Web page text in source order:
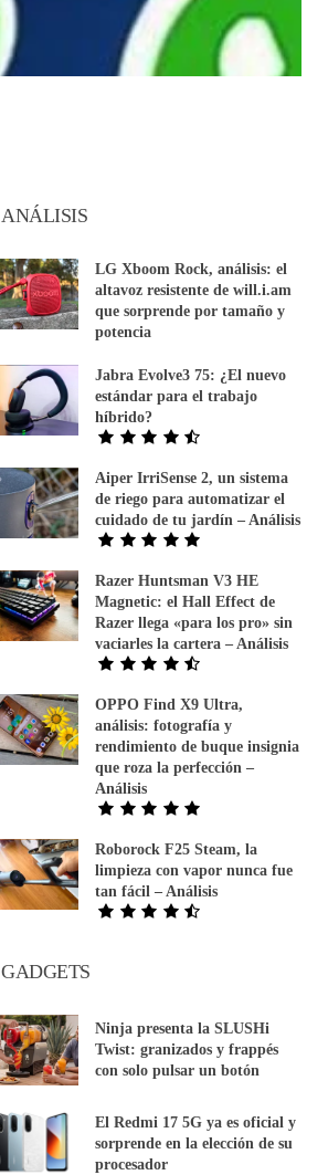
ANÁLISIS
LG Xboom Rock, análisis: el
altavoz resistente de will.i.am
que sorprende por tamaño y
potencia
Jabra Evolve3 75: ¿El nuevo
estándar para el trabajo
híbrido?
Aiper IrriSense 2, un sistema
de riego para automatizar el
cuidado de tu jardín – Análisis
Razer Huntsman V3 HE
Magnetic: el Hall Effect de
Razer llega «para los pro» sin
vaciarles la cartera – Análisis
OPPO Find X9 Ultra,
análisis: fotografía y
rendimiento de buque insignia
que roza la perfección –
Análisis
Roborock F25 Steam, la
limpieza con vapor nunca fue
tan fácil – Análisis
GADGETS
Ninja presenta la SLUSHi
Twist: granizados y frappés
con solo pulsar un botón
El Redmi 17 5G ya es oficial y
sorprende en la elección de su
procesador